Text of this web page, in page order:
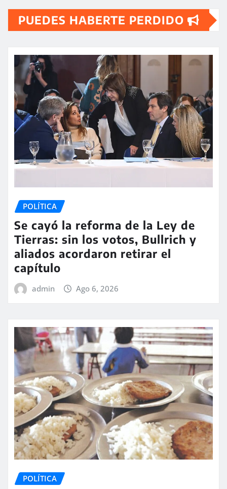
PUEDES HABERTE PERDIDO
POLÍTICA
Se cayó la reforma de la Ley de
Tierras: sin los votos, Bullrich y
aliados acordaron retirar el
capítulo
admin Ago 6, 2026
POLÍTICA